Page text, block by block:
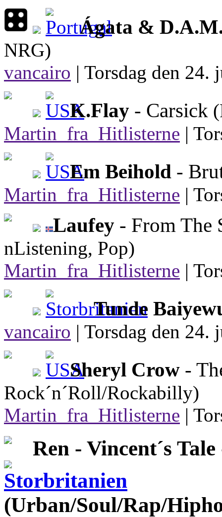
Ágata &
NRG)
vancairo | Torsdag den
K.Flay - Carsick
Martin_fra_Hitlisterne |
Em Beihold -
Martin_fra_Hitlisterne |
Laufey - From The
nListening, Pop)
Martin_fra_Hitlisterne |
Tunde
vancairo | Torsdag den
Sheryl Crow -
Rock´n´Roll/Rockabilly)
Martin_fra_Hitlisterne |
Ren - Vincent´s
(Urban/Soul/Rap/